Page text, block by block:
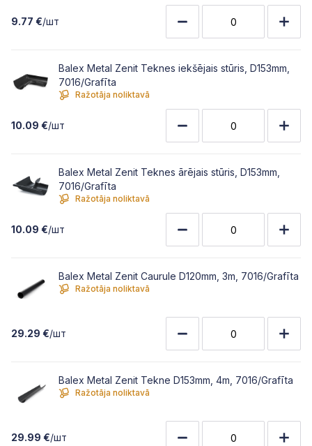
9.77 €/шт
Balex Metal Zenit Teknes iekšējais stūris, D153mm,
7016/Grafīta
Ražotāja noliktavā
10.09 €/шт
Balex Metal Zenit Teknes ārējais stūris, D153mm,
7016/Grafīta
Ražotāja noliktavā
10.09 €/шт
Balex Metal Zenit Caurule D120mm, 3m, 7016/Grafīta
Ražotāja noliktavā
29.29 €/шт
Balex Metal Zenit Tekne D153mm, 4m, 7016/Grafīta
Ražotāja noliktavā
29.99 €/шт